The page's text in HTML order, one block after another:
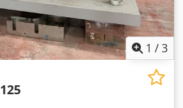
detector voor tachometer
aansluitdoos)
lagerkolom en DCM massa
1 /3